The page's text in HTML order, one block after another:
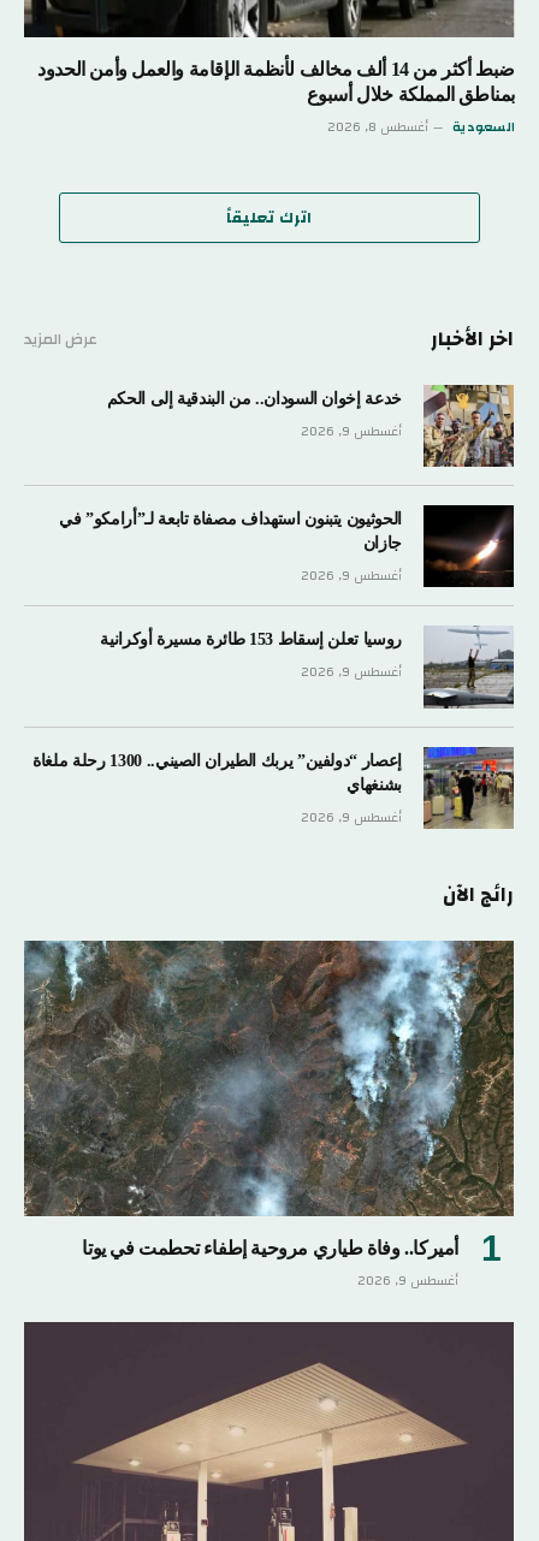
ضبط أكثر من 14 ألف مخالف لأنظمة الإقامة والعمل وأمن الحدود
بمناطق المملكة خلال أسبوع
السعودية أغسطس 8, 2026
اترك تعليقاً
اخر الأخبار عرض المزيد
خدعة إخوان السودان.. من البندقية إلى الحكم
أغسطس 9, 2026
الحوثيون يتبنون استهداف مصفاة تابعة لـ”أرامكو” في
جازان
أغسطس 9, 2026
روسيا تعلن إسقاط 153 طائرة مسيرة أوكرانية
أغسطس 9, 2026
إعصار “دولفين” يربك الطيران الصيني.. 1300 رحلة ملغاة
بشنغهاي
أغسطس 9, 2026
رائج الآن
أميركا.. وفاة طياري مروحية إطفاء تحطمت في يوتا
أغسطس 9, 2026